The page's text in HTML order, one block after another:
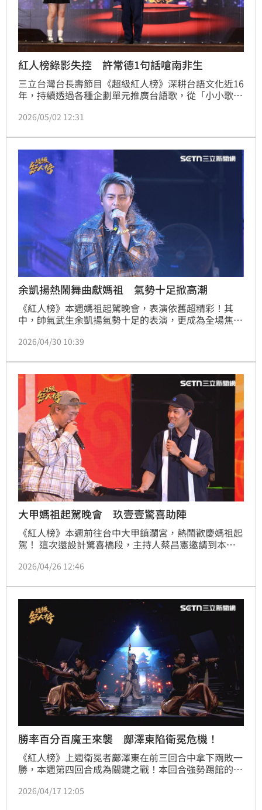
紅人榜錄影失控 許常德1句話嗆南非生
三立台灣台長壽節目《超級紅人榜》深耕台語文化近16
年，持續透過各種企劃單元推廣台語歌，從「小小歌王
斷打破族群界線。去年迎來15週年，製作單位更大動作
模走入校園，鎖定年輕世代，盼掀起台語歌新風潮。蔡
維歆
2026/05/02 12:31
余凱揚熱鬧舞曲獻媽祖 氣勢十足掀高潮
《紅人榜》本週媽祖起駕晚會，表演依舊超精彩！其
中，帥氣武生余凱揚氣勢十足的表演，更成為全場焦
林》，融合武術元素與動感舞曲，不僅大秀身段，更加
氣氛推向最高點！
2026/04/30 10:39
大甲媽祖起駕晚會 玖壹壹驚喜助陣
《紅人榜》本週前往台中大甲鎮瀾宮，熱鬧歡慶媽祖起
駕！ 這次還設計驚喜橋段，主持人蔡昌憲邀請到本土
起全場尖叫，與蔡昌憲合唱《一生只督妳一人》，瞬間
蔡昌憲熱情邀約，立刻義氣相挺答應演出，展現出他們
之間的深厚情誼，更將現場氣氛推向最高潮，讓觀眾嗨
到不行！
2026/04/26 12:46
勝率百分百魔王來襲 鄺澤東陷衛冕危機！
《紅人榜》上週衛冕者鄺澤東在前三回合中拿下兩敗一
勝，本週第四回合成為關鍵之戰！本回合強勢踢館的魔
兩位來自同鄉的夥伴，本週將在關鍵回合展開激烈對
2026/04/17 12:05